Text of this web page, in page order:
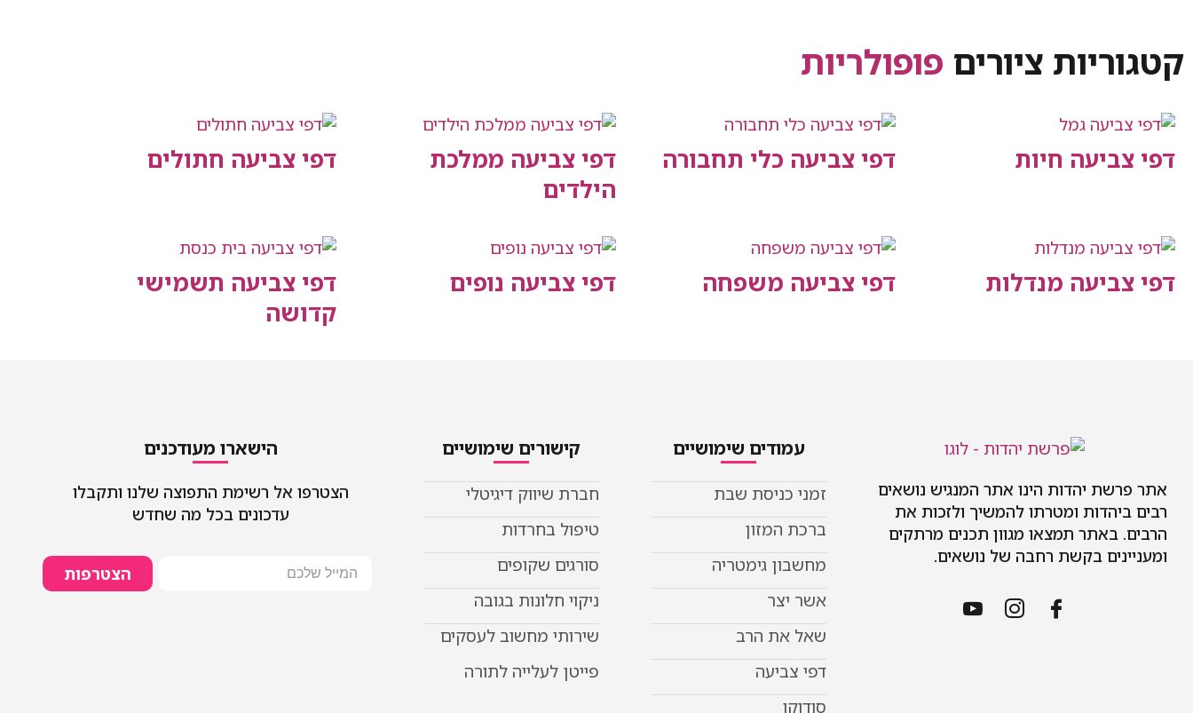
קטגוריות ציורים פופולריות
דפי צביעה חיות דפי צביעה כלי תחבורה
דפי צביעה ממלכת
הילדים
דפי צביעה חתולים
דפי צביעה מנדלות דפי צביעה משפחה דפי צביעה נופים
דפי צביעה תשמישי
קדושה
אתר פרשת יהדות הינו אתר המנגיש נושאים
רבים ביהדות ומטרתו להמשיך ולזכות את
הרבים. באתר תמצאו מגוון תכנים מרתקים
ומעניינים בקשת רחבה של נושאים.
עמודים שימושיים
זמני כניסת שבת
ברכת המזון
מחשבון גימטריה
אשר יצר
שאל את הרב
דפי צביעה
סודוקו
קישורים שימושיים
חברת שיווק דיגיטלי
טיפול בחרדות
סורגים שקופים
ניקוי חלונות בגובה
שירותי מחשוב לעסקים
פייטן לעלייה לתורה
הישארו מעודכנים
הצטרפו אל רשימת התפוצה שלנו ותקבלו
עדכונים בכל מה שחדש
הצטרפות